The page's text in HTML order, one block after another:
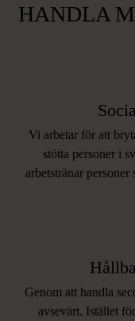
HANDLA
Vi arbetar för att
stötta personer i
arbetstränar personer
Genom att handla
avsevärt. Istället